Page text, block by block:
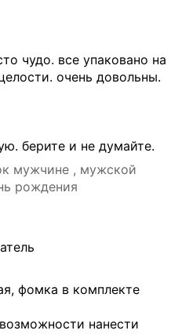
чудо. все упаковано на
очень довольны.
берите и не думайте.
мужчине , мужской
рождения
фомка в комплекте
нанести